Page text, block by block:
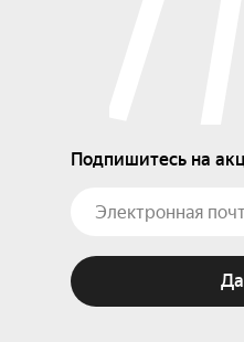
Подпишитесь на